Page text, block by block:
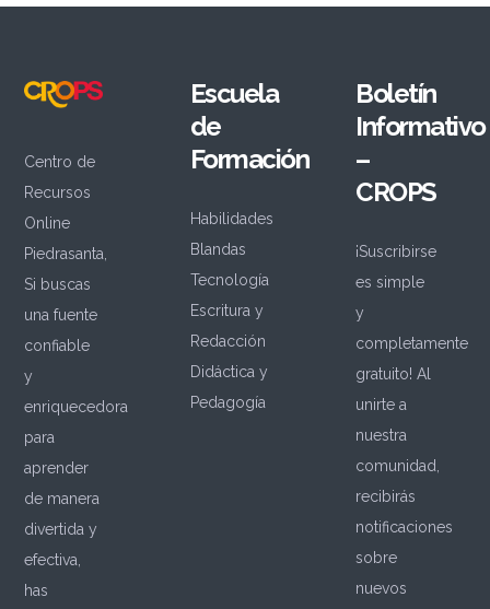
Centro de
Recursos
Online
Piedrasanta,
Si buscas
una fuente
confiable
y
enriquecedora
para
aprender
de manera
divertida y
efectiva,
has
Escuela
de
Formación
Habilidades
Blandas
Tecnología
Escritura y
Redacción
Didáctica y
Pedagogía
Boletín
Informativo
–
CROPS
¡Suscribirse
es simple
y
completamente
gratuito! Al
unirte a
nuestra
comunidad,
recibirás
notificaciones
sobre
nuevos